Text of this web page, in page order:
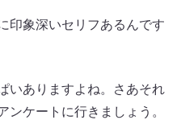
印象深いセリフあるんです
いありますよね。さあそれ
ンケートに行きましょう。